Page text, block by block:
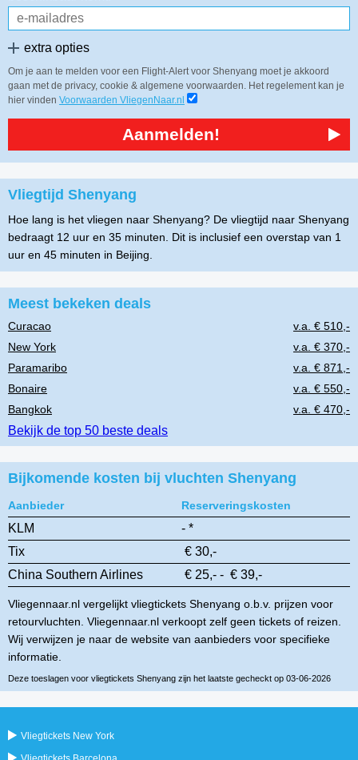
extra opties
Om je aan te melden voor een Flight-Alert voor Shenyang moet je akkoord
gaan met de privacy, cookie & algemene voorwaarden. Het regelement kan je
hier vinden Voorwaarden VliegenNaar.nl
Aanmelden!
Vliegtijd Shenyang
Hoe lang is het vliegen naar Shenyang? De vliegtijd naar Shenyang
bedraagt 12 uur en 35 minuten. Dit is inclusief een overstap van 1
uur en 45 minuten in Beijing.
Meest bekeken deals
Curacao
v.a. € 510,-
New York
v.a. € 370,-
Paramaribo
v.a. € 871,-
Bonaire
v.a. € 550,-
Bangkok
v.a. € 470,-
Bekijk de top 50 beste deals
Bijkomende kosten bij vluchten Shenyang
Aanbieder Reserveringskosten
KLM
- *
Tix
€ 30,-
China Southern Airlines
€ 25,- - € 39,-
Vliegennaar.nl vergelijkt vliegtickets Shenyang o.b.v. prijzen voor
retourvluchten. Vliegennaar.nl verkoopt zelf geen tickets of reizen.
Wij verwijzen je naar de website van aanbieders voor specifieke
informatie.
Deze toeslagen voor vliegtickets Shenyang zijn het laatste gecheckt op 03-06-2026
Vliegtickets New York